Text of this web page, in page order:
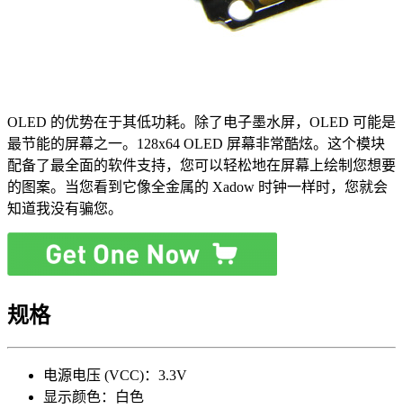
OLED 的优势在于其低功耗。除了电子墨水屏，OLED 可能是
最节能的屏幕之一。128x64 OLED 屏幕非常酷炫。这个模块
配备了最全面的软件支持，您可以轻松地在屏幕上绘制您想要
的图案。当您看到它像全金属的 Xadow 时钟一样时，您就会
知道我没有骗您。
规格
电源电压 (VCC)：3.3V
显示颜色：白色